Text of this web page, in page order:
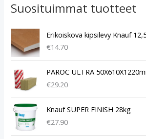
Suosituimmat tuotteet
Erikoiskova kipsilevy Knauf
€14.70
PAROC ULTRA
€29.20
Knauf SUPER FINISH 28kg
€27.90